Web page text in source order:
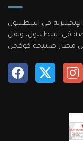
في اسطنبول
في اسطنبول، ونقل